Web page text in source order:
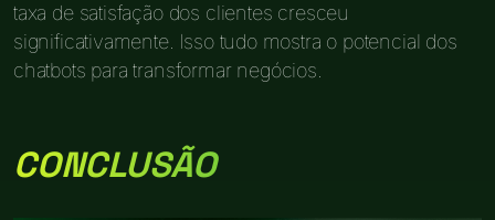
taxa de satisfação dos clientes cresceu
significativamente. Isso tudo mostra o potencial dos
chatbots para transformar negócios.
CONCLUSÃO